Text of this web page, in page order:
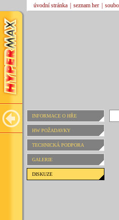
úvodní stránka seznam her
INFORMACE O HŘE
HW POŽADAVKY
TECHNICKÁ PODPORA
GALERIE
DISKUZE